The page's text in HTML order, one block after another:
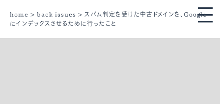
home > back issues > スパム判定を受けた中古ドメインを、Google
にインデックスさせるために行ったこと